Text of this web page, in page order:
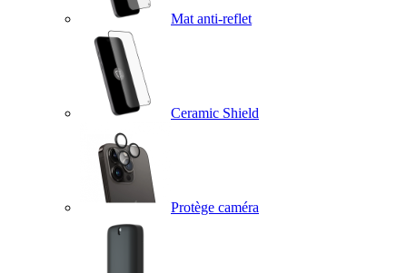
Mat anti-reflet
Ceramic Shield
Protège caméra